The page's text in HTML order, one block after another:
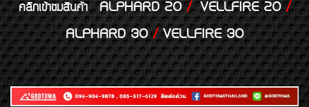
คลิกเข้าชมสินค้า ALPHARD 20/VELLFIRE 20/
ALPHARD 30/VELLFIRE 30